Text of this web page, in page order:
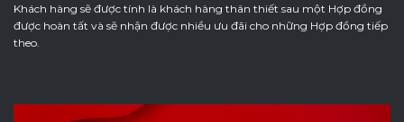
Khách hàng sẽ được tính là khách hàng thân thiết sau một Hợp đồng
được hoàn tất và sẽ nhận được nhiều ưu đãi cho những Hợp đồng tiếp
theo.